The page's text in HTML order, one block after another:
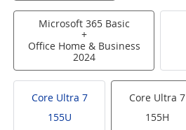
Microsoft 365 Basic
+
Office Home & Business
2024
Core Ultra 7
155U
Core Ultra 7
155H